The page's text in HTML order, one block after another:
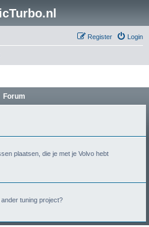
Login
Register
Forum
plaatsen, die je met je Volvo hebt
tuning project?